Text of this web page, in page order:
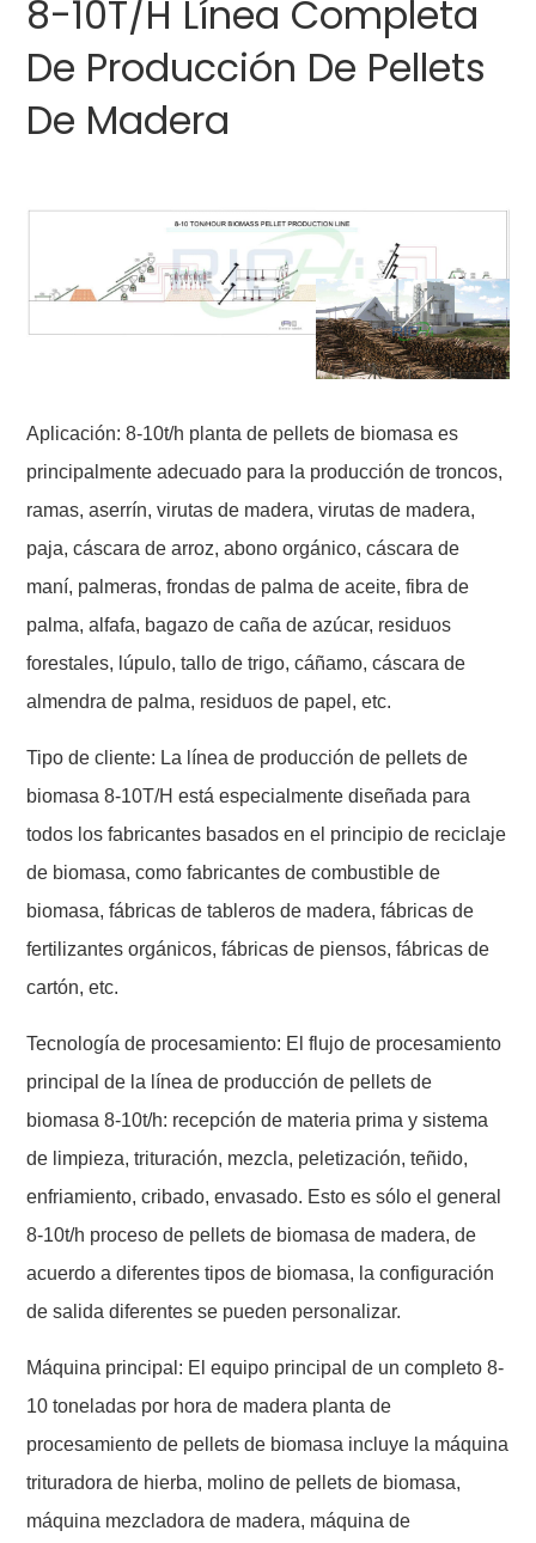
8-10T/H Línea Completa
De Producción De Pellets
De Madera
Aplicación: 8-10t/h planta de pellets de biomasa es
principalmente adecuado para la producción de troncos,
ramas, aserrín, virutas de madera, virutas de madera,
paja, cáscara de arroz, abono orgánico, cáscara de
maní, palmeras, frondas de palma de aceite, fibra de
palma, alfafa, bagazo de caña de azúcar, residuos
forestales, lúpulo, tallo de trigo, cáñamo, cáscara de
almendra de palma, residuos de papel, etc.
Tipo de cliente: La línea de producción de pellets de
biomasa 8-10T/H está especialmente diseñada para
todos los fabricantes basados en el principio de reciclaje
de biomasa, como fabricantes de combustible de
biomasa, fábricas de tableros de madera, fábricas de
fertilizantes orgánicos, fábricas de piensos, fábricas de
cartón, etc.
Tecnología de procesamiento: El flujo de procesamiento
principal de la línea de producción de pellets de
biomasa 8-10t/h: recepción de materia prima y sistema
de limpieza, trituración, mezcla, peletización, teñido,
enfriamiento, cribado, envasado. Esto es sólo el general
8-10t/h proceso de pellets de biomasa de madera, de
acuerdo a diferentes tipos de biomasa, la configuración
de salida diferentes se pueden personalizar.
Máquina principal: El equipo principal de un completo 8-
10 toneladas por hora de madera planta de
procesamiento de pellets de biomasa incluye la máquina
trituradora de hierba, molino de pellets de biomasa,
máquina mezcladora de madera, máquina de